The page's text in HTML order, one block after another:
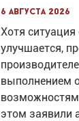
6 августа 2026
Хотя
улучшается,
выполнением
этом заявили